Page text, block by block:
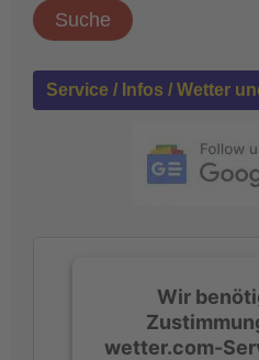
c
h
n
Service / Infos / Wetter
Wir
wetter.com-